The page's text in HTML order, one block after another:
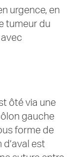
urgence, en
tumeur du
ôté via une
gauche
forme de
est